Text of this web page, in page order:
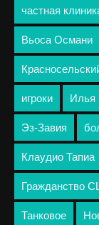
частная
Вьоса Османи
игроки Илья
Эз-Завия
Клаудио Тапиа
Гражданство
Танковое